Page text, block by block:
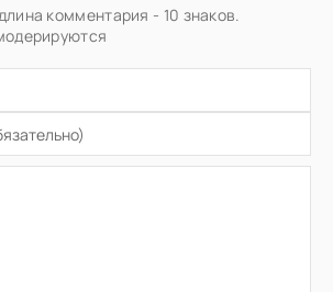
комментария - 10 знаков.